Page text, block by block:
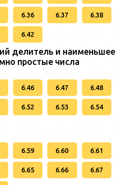
6.36 6.37 6.38
6.42
делитель и наименьшее
простые числа
6.46 6.47 6.48
6.52 6.53 6.54
6.59 6.60 6.61
6.65 6.66 6.67